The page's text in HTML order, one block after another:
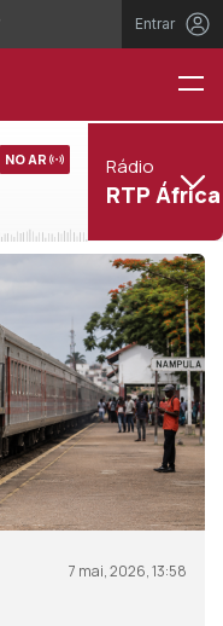
Entrar
NO AR Rádio
RTP África
7 mai, 2026, 13:58